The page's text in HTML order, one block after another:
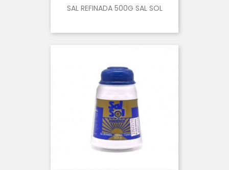
SAL REFINADA 500G SAL SOL